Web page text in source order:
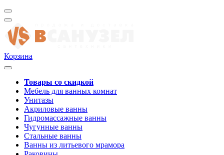
Корзина
Товары со скидкой
Мебель для ванных комнат
Унитазы
Акриловые ванны
Гидромассажные ванны
Чугунные ванны
Стальные ванны
Ванны из литьевого мрамора